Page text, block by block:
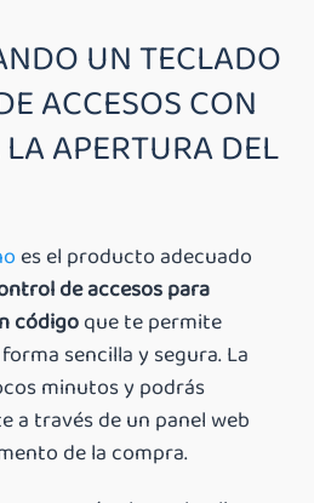
UN TECLADO
ACCESOS CON
APERTURA DEL
BUSCANDO UN TECLADO
BUSCANDO UN TECLADO DE
es el producto adecuado
de accesos para
códigoque te permite
sencilla y segura. La
minutos y podrás
través de un panel web
de la compra.